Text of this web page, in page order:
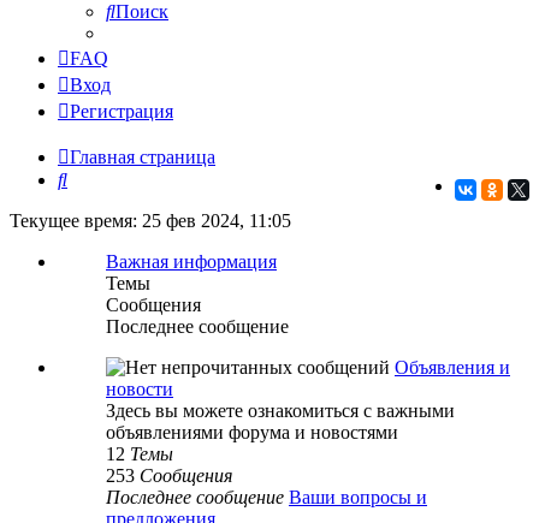
Поиск
FAQ
Вход
Регистрация
Главная страница
Поиск
Текущее время: 25 фев 2024, 11:05
Важная информация
Темы
Сообщения
Последнее сообщение
Объявления и
новости
Здесь вы можете ознакомиться с важными
объявлениями форума и новостями
12 Темы
253 Сообщения
Последнее сообщение Ваши вопросы и